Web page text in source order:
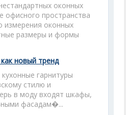
оконных
пространства
измерения оконных
размеры и формы
новый тренд
гарнитуры
стилю и
в моду входят шкафы,
фасадам�...